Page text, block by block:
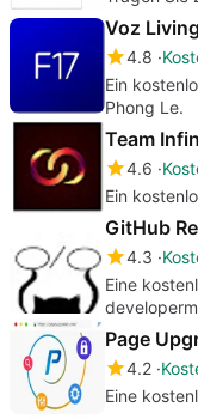
Voz Living
4.8
Ein
Phong Le.
Team
4.6
Ein
GitHub
4.3
Eine
Page
4.2
Eine